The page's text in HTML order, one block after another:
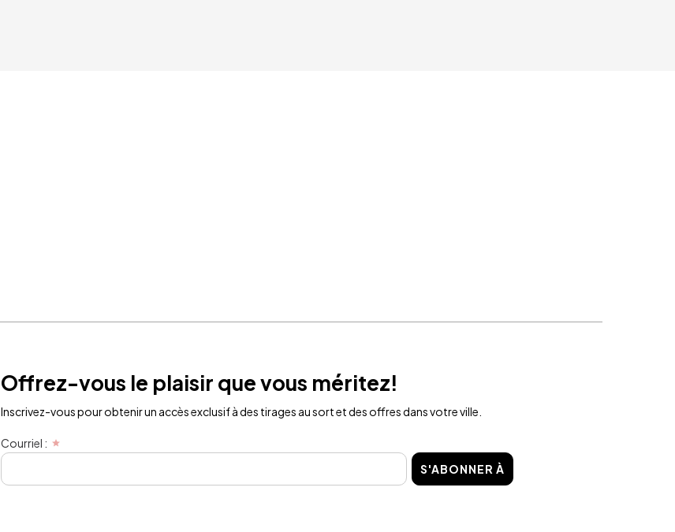
Offrez-vous le plaisir que vous méritez!
Inscrivez-vous pour obtenir un accès exclusif à des tirages au sort et des offres dans votre ville.
Courriel :
S'ABONNER À